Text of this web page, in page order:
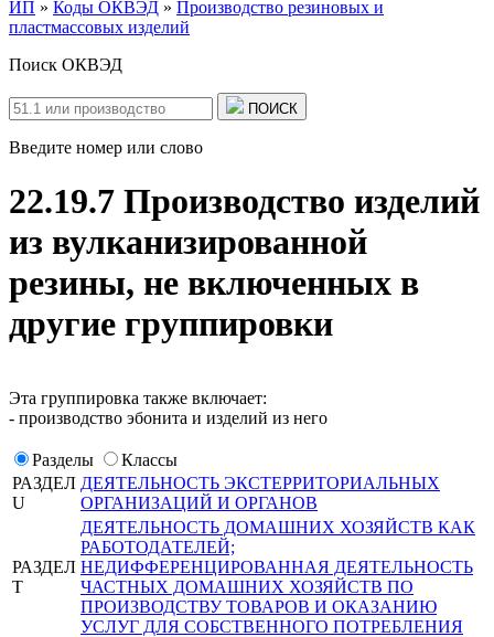
ИП » Коды ОКВЭД » Производство резиновых и
пластмассовых изделий
Поиск ОКВЭД
ПОИСК
Введите номер или слово
22.19.7 Производство изделий
из вулканизированной
резины, не включенных в
другие группировки
Эта группировка также включает:
- производство эбонита и изделий из него
Разделы
Классы
РАЗДЕЛ
U
ДЕЯТЕЛЬНОСТЬ ЭКСТЕРРИТОРИАЛЬНЫХ
ОРГАНИЗАЦИЙ И ОРГАНОВ
РАЗДЕЛ
T
ДЕЯТЕЛЬНОСТЬ ДОМАШНИХ ХОЗЯЙСТВ КАК
РАБОТОДАТЕЛЕЙ;
НЕДИФФЕРЕНЦИРОВАННАЯ ДЕЯТЕЛЬНОСТЬ
ЧАСТНЫХ ДОМАШНИХ ХОЗЯЙСТВ ПО
ПРОИЗВОДСТВУ ТОВАРОВ И ОКАЗАНИЮ
УСЛУГ ДЛЯ СОБСТВЕННОГО ПОТРЕБЛЕНИЯ